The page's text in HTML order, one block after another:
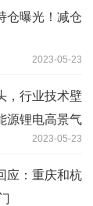
仓曝光！减仓
2023-05-23
，行业技术壁
源锂电高景气
电池及钙钛矿
长曲线——5月
2023-05-23
应：重庆和杭